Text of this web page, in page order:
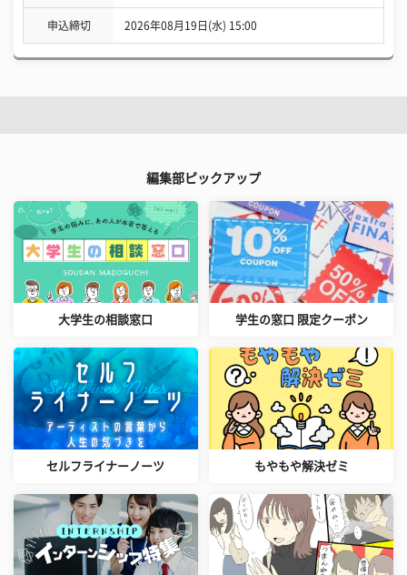
申込締切 2026年08月19日(水) 15:00
編集部ピックアップ
大学生の相談窓口 学生の窓口 限定クーポン
セルフライナーノーツ もやもや解決ゼミ